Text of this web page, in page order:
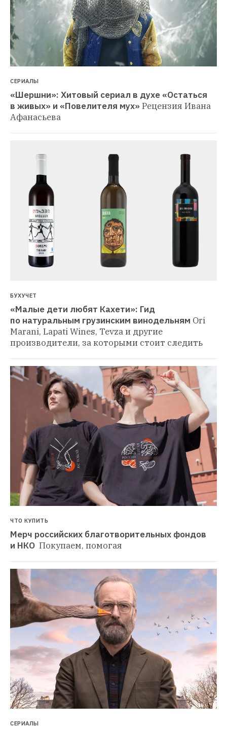
СЕРИАЛЫ
«Шершни»: Хитовый сериал в духе «Остаться
в живых» и «Повелителя мух» Рецензия Ивана
Афанасьева
БУХУЧЕТ
«Малые дети любят Кахети»: Гид
по натуральным грузинским винодельням Ori
Marani, Lapati Wines, Tevza и другие
производители, за которыми стоит следить
ЧТО КУПИТЬ
Мерч российских благотворительных фондов
и НКО Покупаем, помогая
СЕРИАЛЫ